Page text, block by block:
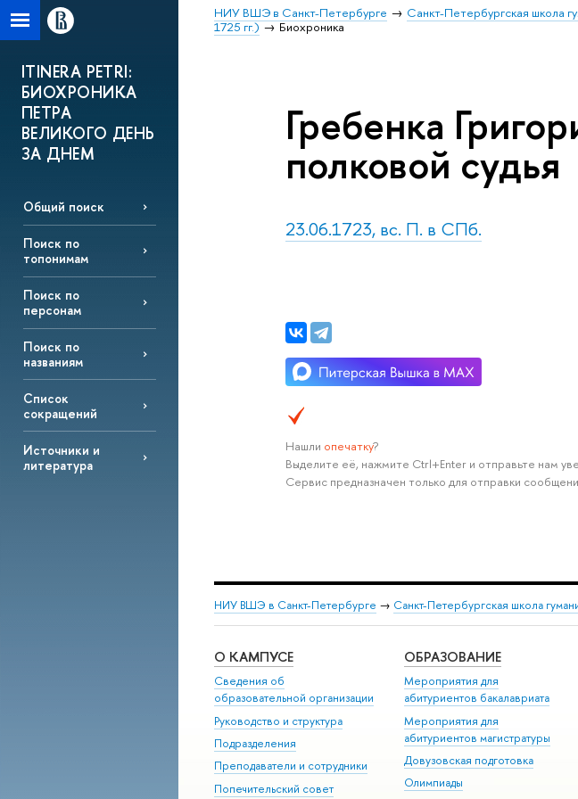
НИУ ВШЭ в Санкт-Петербурге Санкт-Петербургская школа
1725 гг.)
Биохроника
ITINERA PETRI:
БИОХРОНИКА
ПЕТРА
ВЕЛИКОГО ДЕНЬ
ЗА ДНЕМ
Общий поиск
Поиск по
топонимам
Поиск по
персонам
Поиск по
названиям
Список
сокращений
Источники и
литература
Гребенка
полковой судья
23.06.1723, вс. П. в СПб.
Нашли опечатку?
Выделите её, нажмите Ctrl+Enter и отправьте нам
Сервис предназначен только для отправки
НИУ ВШЭ в Санкт-Петербурге → Санкт-Петербургская школа
О КАМПУСЕ
Сведения об
образовательной организации
Руководство и структура
Подразделения
Преподаватели и сотрудники
Попечительский совет
ОБРАЗОВАНИЕ
Мероприятия для
абитуриентов бакалавриата
Мероприятия для
абитуриентов магистратуры
Довузовская подготовка
Олимпиады